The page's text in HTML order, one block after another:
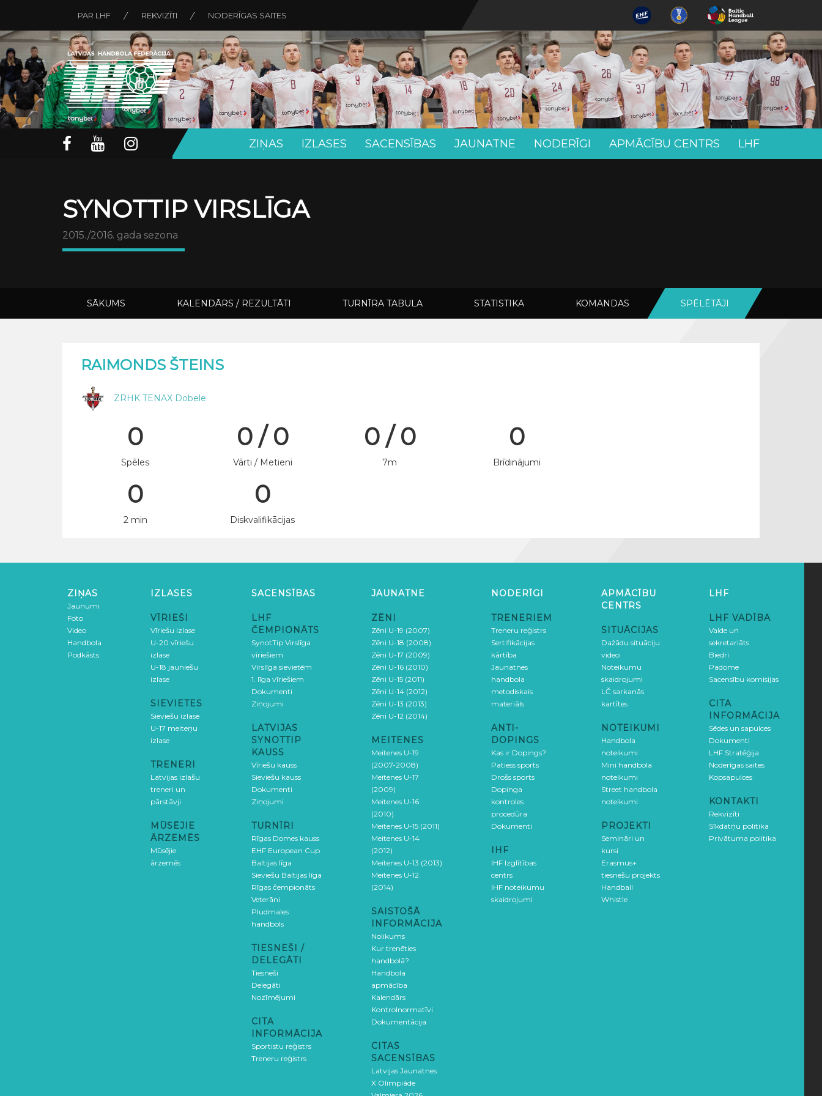
PAR LHF REKVIZĪTI NODERĪGAS SAITES
ZIŅAS IZLASES SACENSĪBAS JAUNATNE NODERĪGI APMĀCĪBU CENTRS LHF
SYNOTTIP VIRSLĪGA
2015./2016. gada sezona
SĀKUMS KALENDĀRS / REZULTĀTI TURNĪRA TABULA STATISTIKA KOMANDAS SPĒLĒTĀJI
RAIMONDS ŠTEINS
ZRHK TENAX Dobele
0
Spēles
0 / 0
Vārti / Metieni
0 / 0
7m
0
Brīdinājumi
0
2 min
0
Diskvalifikācijas
ZIŅAS
Jaunumi
Foto
Video
Handbola
Podkāsts
IZLASES
VĪRIEŠI
Vīriešu izlase
U-20 vīriešu
izlase
U-18 jauniešu
izlase
SIEVIETES
Sieviešu izlase
U-17 meiteņu
izlase
TRENERI
Latvijas izlašu
treneri un
pārstāvji
MŪSĒJIE
ĀRZEMĒS
Mūsējie
ārzemēs
SACENSĪBAS
LHF
ČEMPIONĀTS
SynotTip Virslīga
vīriešiem
Virslīga sievietēm
1. līga vīriešiem
Dokumenti
Ziņojumi
LATVIJAS
SYNOTTIP
KAUSS
Vīriešu kauss
Sieviešu kauss
Dokumenti
Ziņojumi
TURNĪRI
Rīgas Domes kauss
EHF European Cup
Baltijas līga
Sieviešu Baltijas līga
Rīgas čempionāts
Veterāni
Pludmales
handbols
TIESNEŠI /
DELEGĀTI
Tiesneši
Delegāti
Nozīmējumi
CITA
INFORMĀCIJA
Sportistu reģistrs
Treneru reģistrs
JAUNATNE
ZĒNI
Zēni U-19 (2007)
Zēni U-18 (2008)
Zēni U-17 (2009)
Zēni U-16 (2010)
Zēni U-15 (2011)
Zēni U-14 (2012)
Zēni U-13 (2013)
Zēni U-12 (2014)
MEITENES
Meitenes U-19
(2007-2008)
Meitenes U-17
(2009)
Meitenes U-16
(2010)
Meitenes U-15 (2011)
Meitenes U-14
(2012)
Meitenes U-13 (2013)
Meitenes U-12
(2014)
SAISTOŠĀ
INFORMĀCIJA
Nolikums
Kur trenēties
handbolā?
Handbola
apmācība
Kalendārs
Kontrolnormatīvi
Dokumentācija
CITAS
SACENSĪBAS
Latvijas Jaunatnes
X Olimpiāde
NODERĪGI
TRENERIEM
Treneru reģistrs
Sertifikācijas
kārtība
Jaunatnes
handbola
metodiskais
materiāls
ANTI-
DOPINGS
Kas ir Dopings?
Patiess sports
Drošs sports
Dopinga
kontroles
procedūra
Dokumenti
IHF
IHF Izglītības
centrs
IHF noteikumu
skaidrojumi
APMĀCĪBU
CENTRS
SITUĀCIJAS
Dažādu situāciju
video
Noteikumu
skaidrojumi
LČ sarkanās
kartītes
NOTEIKUMI
Handbola
noteikumi
Mini handbola
noteikumi
Street handbola
noteikumi
PROJEKTI
Semināri un
kursi
Erasmus+
tiesnešu projekts
Handball
Whistle
LHF
LHF VADĪBA
Valde un
sekretariāts
Biedri
Padome
Sacensību komisijas
CITA
INFORMĀCIJA
Sēdes un sapulces
Dokumenti
LHF Stratēģija
Noderīgas saites
Kopsapulces
KONTAKTI
Rekvizīti
Sīkdatņu politika
Privātuma politika